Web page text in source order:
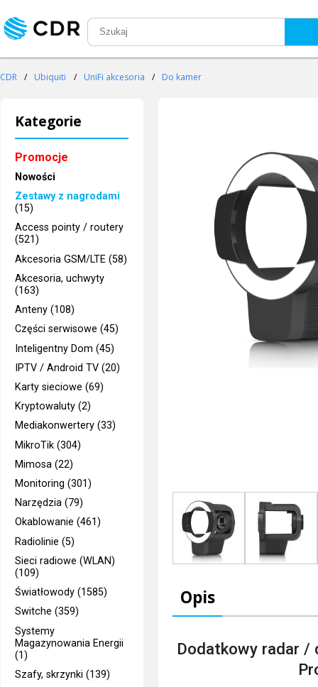
CDR / Ubiquiti / UniFi akcesoria / Do kamer
Kategorie
Promocje
Nowości
Zestawy z nagrodami
(15)
Access pointy / routery
(521)
Akcesoria GSM/LTE (58)
Akcesoria, uchwyty
(163)
Anteny (108)
Części serwisowe (45)
Inteligentny Dom (45)
IPTV / Android TV (20)
Karty sieciowe (69)
Kryptowaluty (2)
Mediakonwertery (33)
MikroTik (304)
Mimosa (22)
Monitoring (301)
Narzędzia (79)
Okablowanie (461)
Radiolinie (5)
Sieci radiowe (WLAN)
(109)
Światłowody (1585)
Switche (359)
Systemy
Magazynowania Energii
(1)
Szafy, skrzynki (139)
Opis
Dodatkowy radar /